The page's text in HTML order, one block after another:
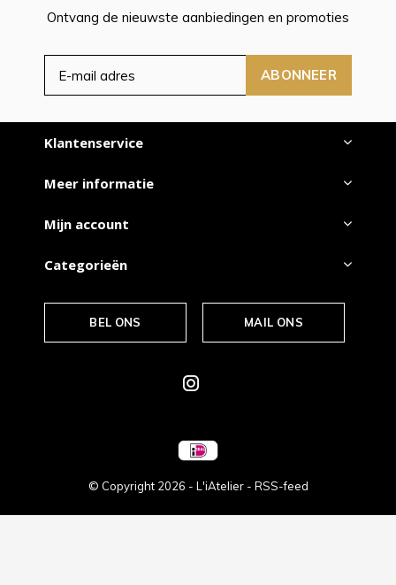
Ontvang de nieuwste aanbiedingen en promoties
ABONNEER
Klantenservice
Meer informatie
Mijn account
Categorieën
BEL ONS MAIL ONS
© Copyright 2026 - L'iAtelier - RSS-feed